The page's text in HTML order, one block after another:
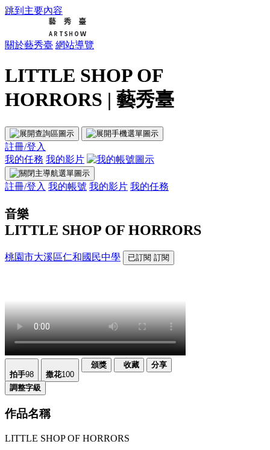
跳到主要內容
關於藝秀臺 網站導覽
LITTLE SHOP OF
HORRORS | 藝秀臺
註冊/登入
我的任務 我的影片
註冊/登入 我的帳號 我的影片 我的任務
音樂
LITTLE SHOP OF HORRORS
桃園市大溪區仁和國民中學 已訂閱 訂閱
拍手98 撒花100
頒獎 收藏 分享
調整字級
作品名稱
LITTLE SHOP OF HORRORS